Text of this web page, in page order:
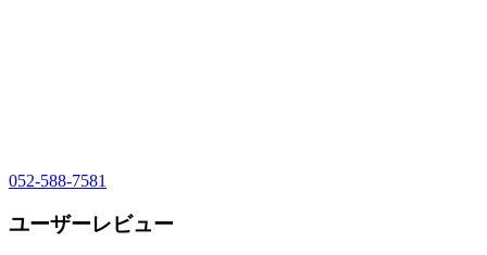
052-588-7581
ユーザーレビュー